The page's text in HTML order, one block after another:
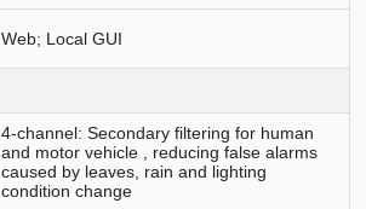
Web; Local GUI
4-channel: Secondary filtering for human
and motor vehicle , reducing false alarms
caused by leaves, rain and lighting
condition change